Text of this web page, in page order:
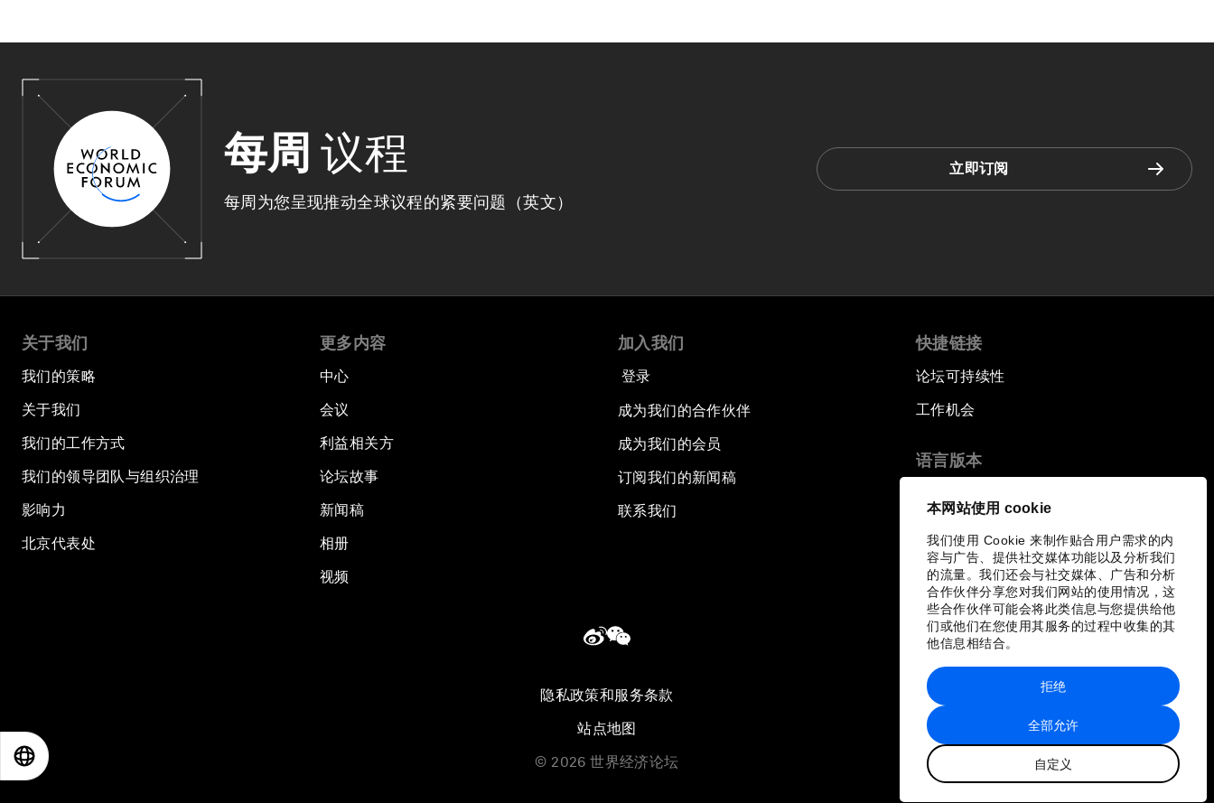
本网站使用 cookie
我们使用 Cookie 来制作贴合用户需求的内
容与广告、提供社交媒体功能以及分析我们
的流量。我们还会与社交媒体、广告和分析
合作伙伴分享您对我们网站的使用情况，这
些合作伙伴可能会将此类信息与您提供给他
们或他们在您使用其服务的过程中收集的其
他信息相结合。
全部允许
自定义
拒绝
每周 议程
每周为您呈现推动全球议程的紧要问题（英文）
立即订阅
关于我们
我们的策略
关于我们
我们的工作方式
我们的领导团队与组织治理
影响力
北京代表处
更多内容
中心
会议
利益相关方
论坛故事
新闻稿
相册
视频
加入我们
登录
成为我们的合作伙伴
成为我们的会员
订阅我们的新闻稿
联系我们
快捷链接
论坛可持续性
工作机会
语言版本
隐私政策和服务条款
站点地图
© 2026 世界经济论坛